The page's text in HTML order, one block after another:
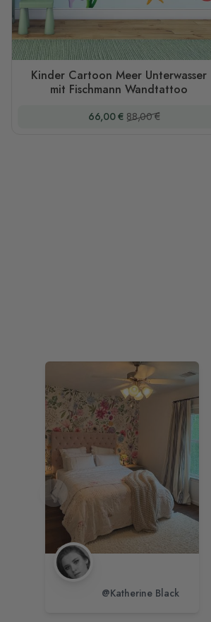
Kinder Cartoon Meer Unterwasser
mit Fischmann Wandtattoo
Sonderpreis
66,00 € Regulärer Preis
88,00 €
@Katherine Black